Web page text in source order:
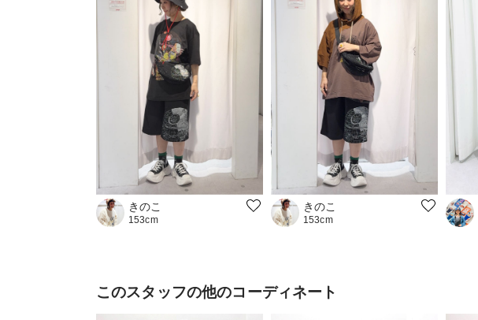
きのこ
153cm
きのこ
153cm
このスタッフの他のコーディネート